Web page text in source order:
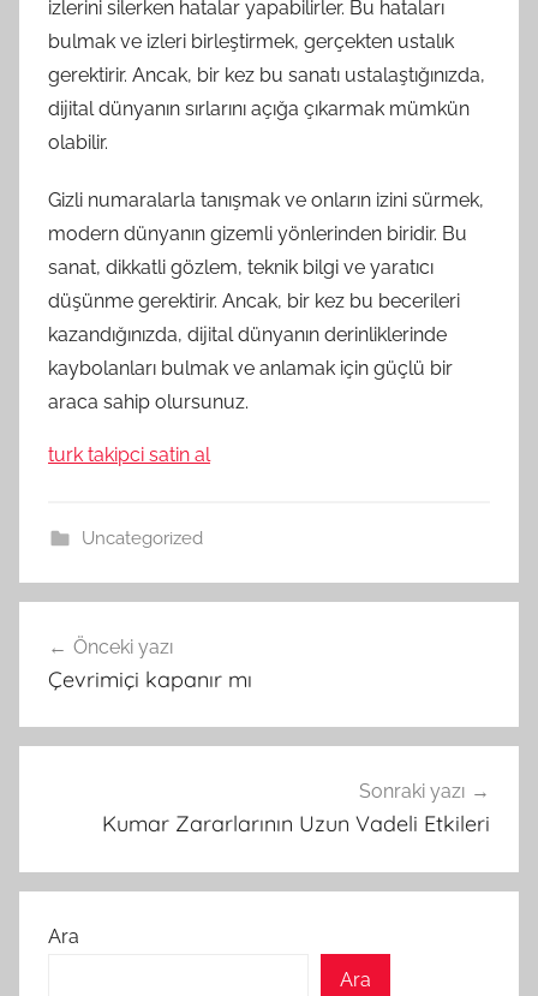
izlerini silerken hatalar yapabilirler. Bu hataları
bulmak ve izleri birleştirmek, gerçekten ustalık
gerektirir. Ancak, bir kez bu sanatı ustalaştığınızda,
dijital dünyanın sırlarını açığa çıkarmak mümkün
olabilir.
Gizli numaralarla tanışmak ve onların izini sürmek,
modern dünyanın gizemli yönlerinden biridir. Bu
sanat, dikkatli gözlem, teknik bilgi ve yaratıcı
düşünme gerektirir. Ancak, bir kez bu becerileri
kazandığınızda, dijital dünyanın derinliklerinde
kaybolanları bulmak ve anlamak için güçlü bir
araca sahip olursunuz.
turk takipci satin al
Uncategorized
gezinmesi
Önceki yazı
Çevrimiçi kapanır mı
Sonraki yazı
Kumar Zararlarının Uzun Vadeli Etkileri
Ara
Ara